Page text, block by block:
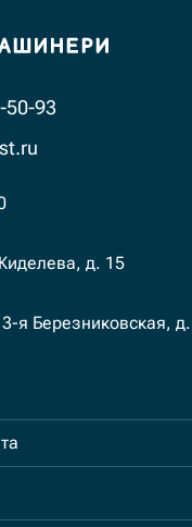
50-93
д. 15
я Березниковская,